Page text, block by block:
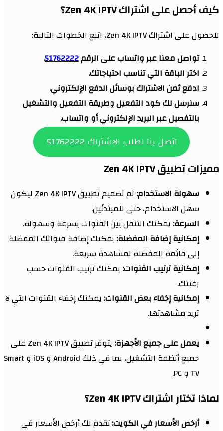
كيف أحصل على اشتراك Zen 4K IPTV؟
للحصول على اشتراك Zen 4K IPTV، اتبع الخطوات التالية:
تواصل معنا عبر واتساب على الرقم51762222
.
اختر الباقة التي تناسب احتياجاتك.
ادفع ثمن الاشتراك بوسائل الدفع الإلكتروني.
سنرسل لك كود التفعيل وطريقة التفعيل والتشغيل
بالتفصيل عبر البريد الإلكتروني أو واتساب.
اتصل بنا لطلب الاشتراك 51762222
مميزات تطبيق Zen 4K IPTV
سهولة الاستخدام:
تم تصميم تطبيق Zen 4K IPTV ليكون
سهل الاستخدام، حتى للمبتدئين.
السرعة: يمكنك التنقل بين القنوات بسرعة وسهولة.
إمكانية إضافة المفضلة: يمكنك إضافة قنواتك المفضلة
إلى قائمة المفضلة لمشاهدة سريعة.
إمكانية ترتيب القنوات: يمكنك ترتيب القنوات حسب
رغبتك.
إمكانية إخفاء بعض القنوات: يمكنك إخفاء القنوات التي لا
تريد مشاهدتها.
يعمل على جميع الأجهزة:
يتوفر تطبيق Zen 4K IPTV على
جميع أنظمة التشغيل، بما في ذلك Android و iOS و Smart
TV و PC.
لماذا تختار اشتراك Zen 4K IPTV؟
أرخص الأسعار في الكويت: نقدم لك أرخص الأسعار في